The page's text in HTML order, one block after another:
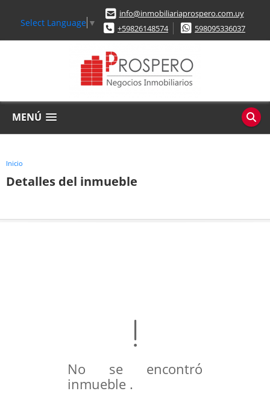
Select Language ▼
info@inmobiliariaprospero.com.uy
+59826148574
598095336037
MENÚ
Inicio
Detalles del inmueble
No se encontró
inmueble .